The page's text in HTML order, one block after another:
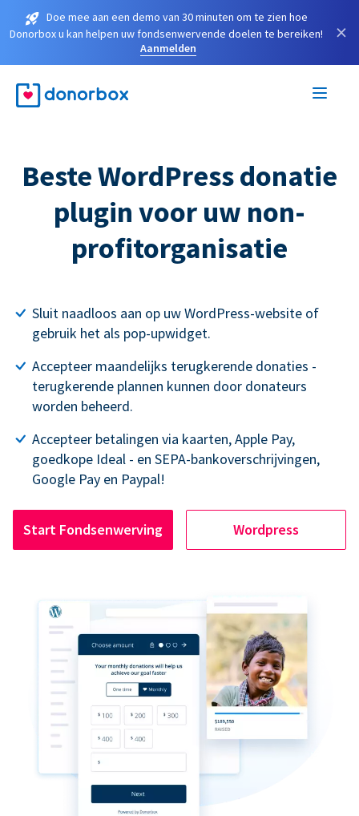
Doe mee aan een demo van 30 minuten om te zien hoe
Donorbox u kan helpen uw fondsenwervende doelen te bereiken!
Aanmelden
×
Beste WordPress donatie
plugin voor uw non-
profitorganisatie
Sluit naadloos aan op uw WordPress-website of
gebruik het als pop-upwidget.
Accepteer maandelijks terugkerende donaties -
terugkerende plannen kunnen door donateurs
worden beheerd.
Accepteer betalingen via kaarten, Apple Pay,
goedkope Ideal - en SEPA-bankoverschrijvingen,
Google Pay en Paypal!
Start Fondsenwerving Wordpress